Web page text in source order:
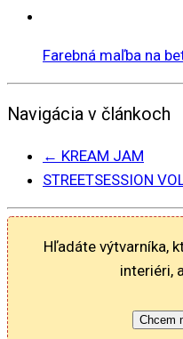
Farebná maľba na
Navigácia v článkoch
← KREAM JAM
STREETSESSION
Hľadáte výtvarníka,
interiéri,
Chcem